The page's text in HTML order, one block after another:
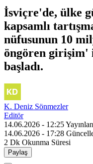
İsviçre'de, ülke
kapsamlı
nüfusunun 10
öngören girişim'
başladı.
K. Deniz Sönmezler
Editör
14.06.2026 - 12:25
14.06.2026 - 17:28
2 Dk Okunma Süresi
Paylaş